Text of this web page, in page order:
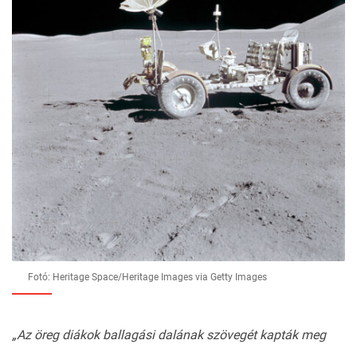
Fotó: Heritage Space/Heritage Images via Getty Images
„Az öreg diákokballagásidalánakszövegétkaptákmeg